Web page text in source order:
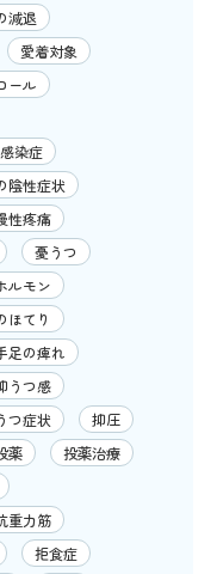
減退
愛着対象
ール
感染症
陰性症状
性疼痛
憂うつ
ルモン
ほてり
足の痺れ
うつ感
つ症状
抑圧
薬
投薬治療
重力筋
拒食症